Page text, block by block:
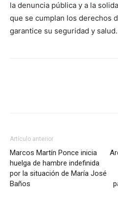
la denuncia pública y a la
que se cumplan los derechos
garantice su seguridad y salud.
Artículo anterior
Marcos Martín Ponce inicia
huelga de hambre indefinida
por la situación de María José
Baños